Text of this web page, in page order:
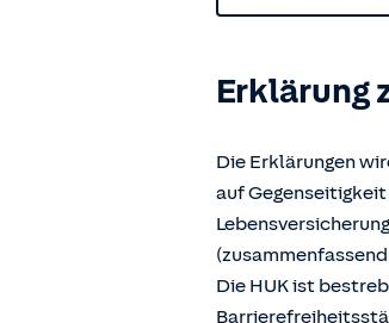
Erklärung
Die Erklärungen
auf Gegenseitigkeit
Die HUK ist